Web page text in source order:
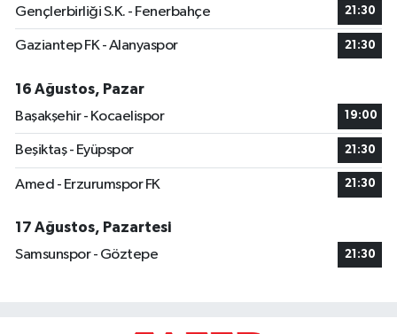
Gençlerbirliği S.K. - Fenerbahçe 21:30
Gaziantep FK - Alanyaspor 21:30
16 Ağustos, Pazar
Başakşehir - Kocaelispor
19:00
Beşiktaş - Eyüpspor 21:30
Amed - Erzurumspor FK 21:30
17 Ağustos, Pazartesi
Samsunspor - Göztepe
21:30